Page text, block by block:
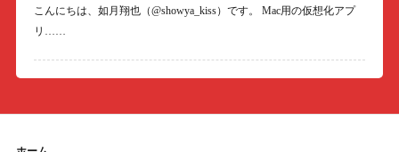
こんにちは、如月翔也（@showya_kiss）です。 Mac用の仮想化アプ
リ……